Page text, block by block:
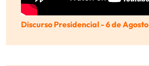
Discurso Presidencial - 6 de Agosto